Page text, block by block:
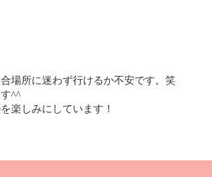
場所に迷わず行けるか不安です。笑
^^
楽しみにしています！